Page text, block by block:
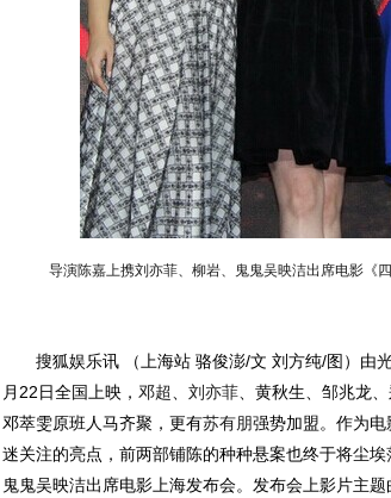
导演陈嘉上携刘亦菲、柳岩、鬼鬼吴映洁出席电影《
搜狐娱乐讯 （上海站 骆俊澎/文 刘方纯/图）由
月22日全国上映， 邓超 刘亦菲 、黄秋生、邹兆龙、
邓萃雯原班人马齐聚，更有苏有朋强势加盟。作为
迷关注的亮点，前两部铺陈的种种悬案也终于将尘
鬼鬼吴映洁出席电影上海发布会。发布会上影片主